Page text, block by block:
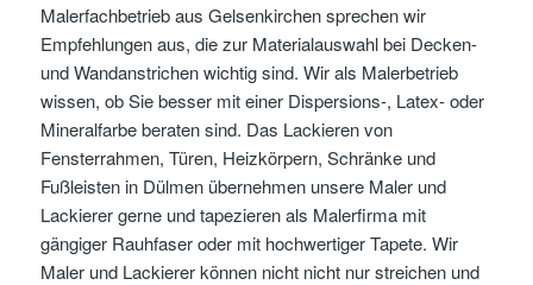
Malerfachbetrieb aus Gelsenkirchen sprechen wir
Empfehlungen aus, die zur Materialauswahl bei Decken-
und Wandanstrichen wichtig sind. Wir als Malerbetrieb
wissen, ob Sie besser mit einer Dispersions-, Latex- oder
Mineralfarbe beraten sind. Das Lackieren von
Fensterrahmen, Türen, Heizkörpern, Schränke und
Fußleisten in Dülmen übernehmen unsere Maler und
Lackierer gerne und tapezieren als Malerfirma mit
gängiger Rauhfaser oder mit hochwertiger Tapete. Wir
Maler und Lackierer können nicht nicht nur streichen und